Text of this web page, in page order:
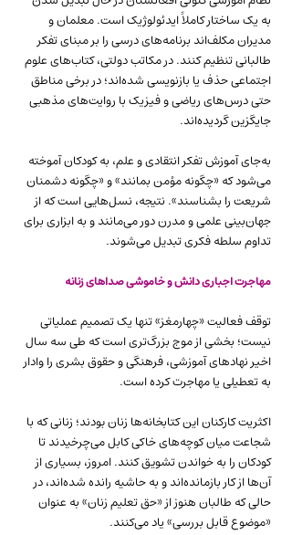
به یک ساختار کاملاً ایدئولوژیک است. معلمان و
مدیران مکلف‌اند برنامه‌های درسی را بر مبنای تفکر
طالبانی تنظیم کنند. در مکاتب دولتی، کتاب‌های علوم
اجتماعی حذف یا بازنویسی شده‌اند؛ در برخی مناطق
حتی درس‌های ریاضی و فیزیک با روایت‌های مذهبی
جایگزین گردیده‌اند.
به‌جای آموزش تفکر انتقادی و علم، به کودکان آموخته
می‌شود که «چگونه مؤمن بمانند» و «چگونه دشمنان
شریعت را بشناسند». نتیجه، نسل‌هایی است که از
جهان‌بینی علمی و مدرن دور می‌مانند و به ابزاری برای
تداوم سلطه فکری تبدیل می‌شوند.
مهاجرت اجباری دانش و خاموشی صداهای زنانه
توقف فعالیت «چهارمغز» تنها یک تصمیم عملیاتی
نیست؛ بخشی از موج بزرگ‌تری است که طی سه سال
اخیر نهادهای آموزشی، فرهنگی و حقوق بشری را وادار
به تعطیلی یا مهاجرت کرده است.
اکثریت کارکنان این کتابخانه‌ها زنان بودند؛ زنانی که با
شجاعت میان کوچه‌های خاکی کابل می‌چرخیدند تا
کودکان را به خواندن تشویق کنند. امروز، بسیاری از
آن‌ها از کار بازمانده‌اند و به حاشیه رانده شده‌اند، در
حالی که طالبان هنوز از «حق تعلیم زنان» به عنوان
«موضوع قابل بررسی» یاد می‌کنند.